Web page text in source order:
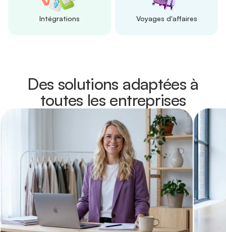
Intégrations Voyages d'affaires
Des solutions adaptées à
toutes les entreprises